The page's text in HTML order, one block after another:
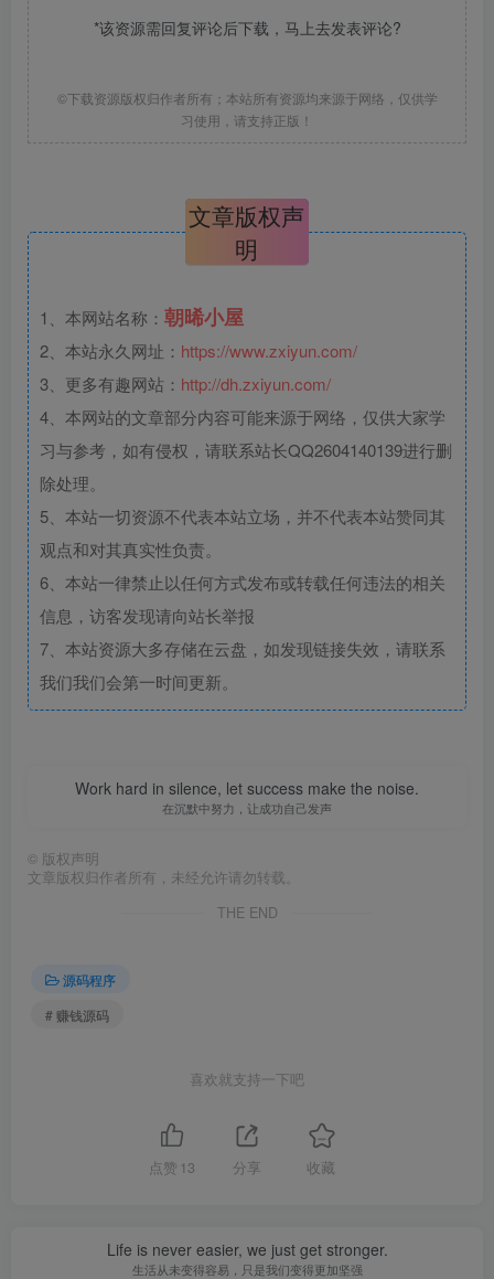
*该资源需回复评论后下载，马上去发表评论?
©下载资源版权归作者所有；本站所有资源均来源于网络，仅供学
习使用，请支持正版！
文章版权声
明
1、本网站名称： 朝晞小屋
2、本站永久网址： https://www.zxiyun.com/
3、更多有趣网站： http://dh.zxiyun.com/
4、本网站的文章部分内容可能来源于网络，仅供大家学
习与参考，如有侵权，请联系站长QQ2604140139进行删
除处理。
5、本站一切资源不代表本站立场，并不代表本站赞同其
观点和对其真实性负责。
6、本站一律禁止以任何方式发布或转载任何违法的相关
信息，访客发现请向站长举报
7、本站资源大多存储在云盘，如发现链接失效，请联系
我们我们会第一时间更新。
Work hard in silence, let success make the noise.
在沉默中努力，让成功自己发声
© 版权声明
文章版权归作者所有，未经允许请勿转载。
THE END
源码程序
# 赚钱源码
喜欢就支持一下吧
点赞 13 分享 收藏
Life is never easier, we just get stronger.
生活从未变得容易，只是我们变得更加坚强